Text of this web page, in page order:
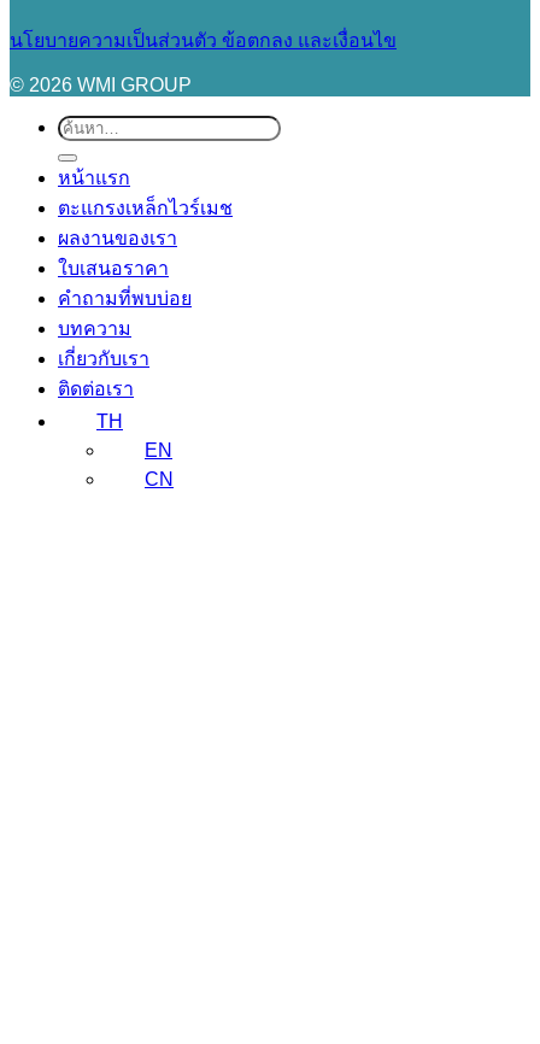
นโยบายความเป็นส่วนตัว ข้อตกลง และเงื่อนไข
© 2026 WMI GROUP
ค้นหา:
หน้าแรก
ตะแกรงเหล็กไวร์เมช
ผลงานของเรา
ใบเสนอราคา
คำถามที่พบบ่อย
บทความ
เกี่ยวกับเรา
ติดต่อเรา
TH
EN
CN